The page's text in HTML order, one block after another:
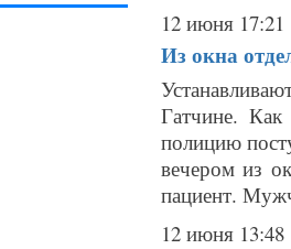
12 июня 17:21
Из окна
Гатчине.
полицию
вечером из
пациент.
12 июня 13:48